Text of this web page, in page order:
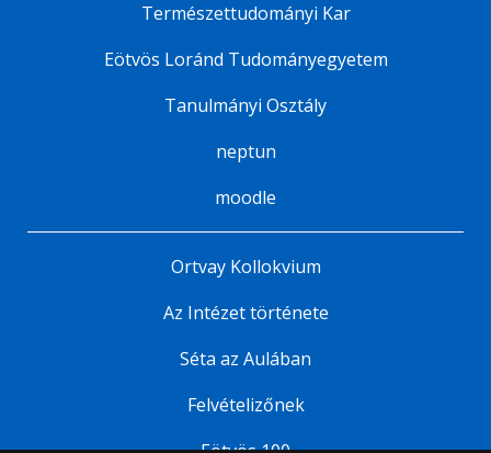
Természettudományi Kar
Eötvös Loránd Tudományegyetem
Tanulmányi Osztály
neptun
moodle
Ortvay Kollokvium
Az Intézet története
Séta az Aulában
Felvételizőnek